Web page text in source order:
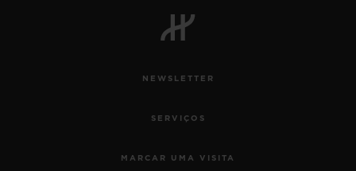
NEWSLETTER
SERVIÇOS
MARCAR UMA VISITA